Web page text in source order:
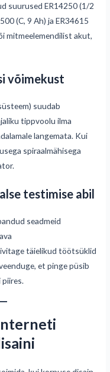
suurused ER14250 (1/2
(C, 9 Ah) ja ER34615
mitmeelemendilist akut,
võimekust
suudab
tippvoolu ilma
langemata. Kui
spiraalmähisega
testimise abil
seadmeid
täielikud töötsüklid
et pinge püsib